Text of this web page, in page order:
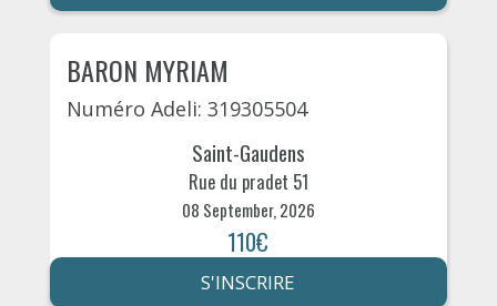
BARON MYRIAM
Numéro Adeli: 319305504
Saint-Gaudens
Rue du pradet 51
08 September, 2026
110€
S'INSCRIRE